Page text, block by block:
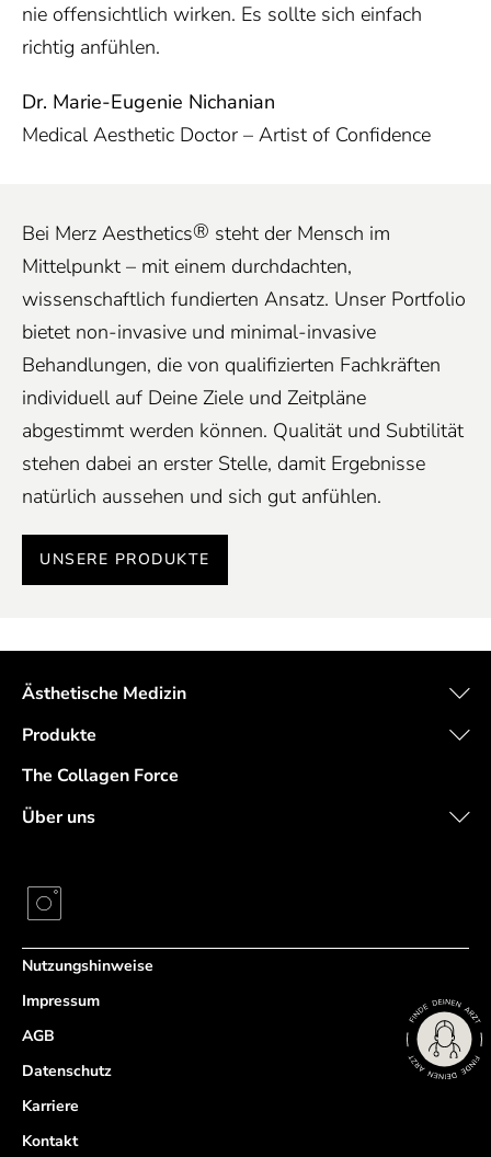
nie offensichtlich wirken. Es sollte sich einfach
richtig anfühlen.
Dr. Marie-Eugenie Nichanian
Medical Aesthetic Doctor – Artist of Confidence
Bei Merz Aesthetics® steht der Mensch im
Mittelpunkt – mit einem durchdachten,
wissenschaftlich fundierten Ansatz. Unser Portfolio
bietet non-invasive und minimal-invasive
Behandlungen, die von qualifizierten Fachkräften
individuell auf Deine Ziele und Zeitpläne
abgestimmt werden können. Qualität und Subtilität
stehen dabei an erster Stelle, damit Ergebnisse
natürlich aussehen und sich gut anfühlen.
UNSERE PRODUKTE
Ästhetische Medizin
Produkte
The Collagen Force
Über uns
Nutzungshinweise
Impressum
AGB
Datenschutz
Karriere
Kontakt